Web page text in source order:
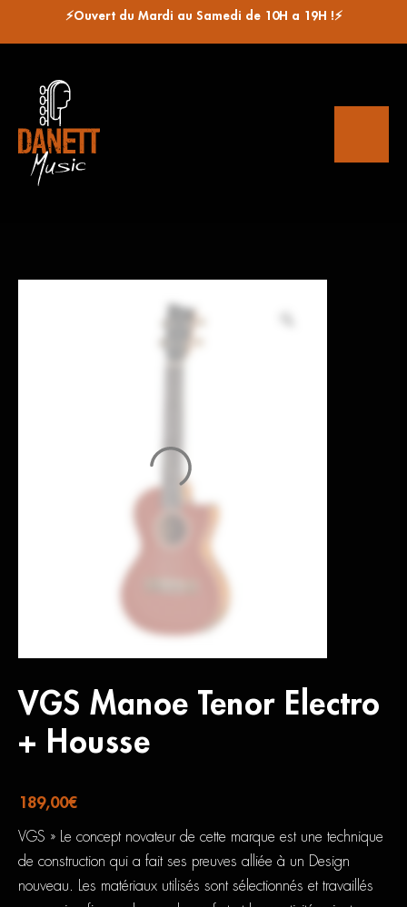
⚡Ouvert du Mardi au Samedi de 10H a 19H !⚡
VGS Manoe Tenor Electro
+ Housse
189,00€
VGS » Le concept novateur de cette marque est une technique
de construction qui a fait ses preuves alliée à un Design
nouveau. Les matériaux utilisés sont sélectionnés et travaillés